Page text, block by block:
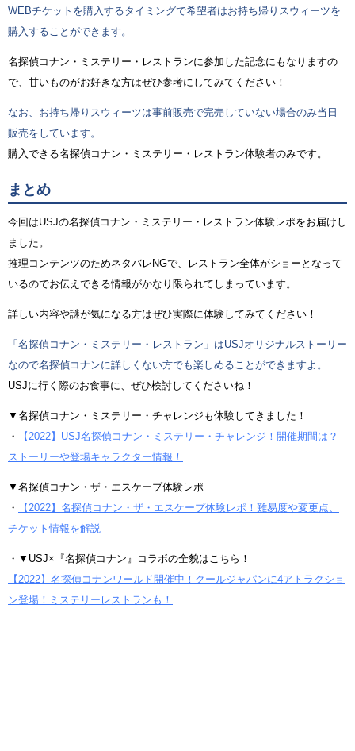
WEBチケットを購入するタイミングで希望者はお持ち帰りスウィーツを
購入することができます。
名探偵コナン・ミステリー・レストランに参加した記念にもなりますの
で、甘いものがお好きな方はぜひ参考にしてみてください！
なお、お持ち帰りスウィーツは事前販売で完売していない場合のみ当日
販売をしています。
購入できる名探偵コナン・ミステリー・レストラン体験者のみです。
まとめ
今回はUSJの名探偵コナン・ミステリー・レストラン体験レポをお届けし
ました。
推理コンテンツのためネタバレNGで、レストラン全体がショーとなって
いるのでお伝えできる情報がかなり限られてしまっています。
詳しい内容や謎が気になる方はぜひ実際に体験してみてください！
「名探偵コナン・ミステリー・レストラン」はUSJオリジナルストーリー
なので名探偵コナンに詳しくない方でも楽しめることができますよ。
USJに行く際のお食事に、ぜひ検討してくださいね！
▼名探偵コナン・ミステリー・チャレンジも体験してきました！
・
【2022】USJ名探偵コナン・ミステリー・チャレンジ！開催期間は？
ストーリーや登場キャラクター情報！
▼名探偵コナン・ザ・エスケープ体験レポ
・
【2022】名探偵コナン・ザ・エスケープ体験レポ！難易度や変更点、
チケット情報を解説
・▼USJ×『名探偵コナン』コラボの全貌はこちら！
【2022】名探偵コナンワールド開催中！クールジャパンに4アトラクショ
ン登場！ミステリーレストランも！